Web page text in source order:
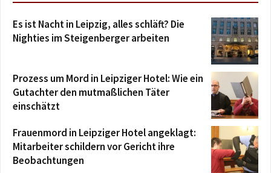
Es ist Nacht in Leipzig, alles schläft? Die
Nighties im Steigenberger arbeiten
Prozess um Mord in Leipziger Hotel: Wie ein
Gutachter den mutmaßlichen Täter
einschätzt
Frauenmord in Leipziger Hotel angeklagt:
Mitarbeiter schildern vor Gericht ihre
Beobachtungen